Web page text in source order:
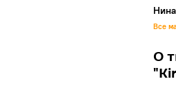
Все
О